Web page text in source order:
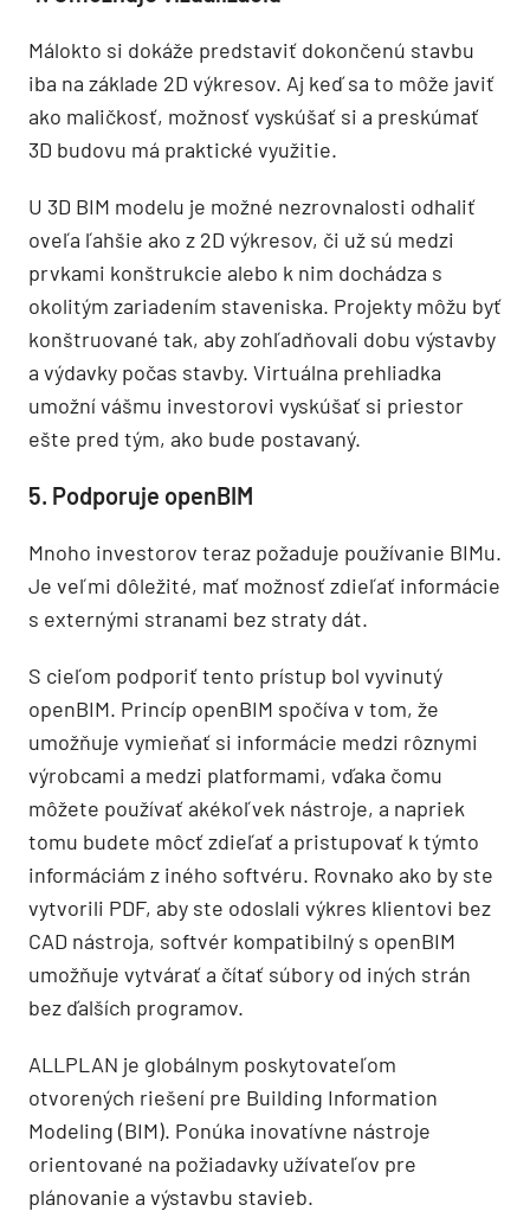
Málokto si dokáže predstaviť dokončenú stavbu
iba na základe 2D výkresov. Aj keď sa to môže javiť
ako maličkosť, možnosť vyskúšať si a preskúmať
3D budovu má praktické využitie.
U 3D BIM modelu je možné nezrovnalosti odhaliť
oveľa ľahšie ako z 2D výkresov, či už sú medzi
prvkami konštrukcie alebo k nim dochádza s
okolitým zariadením staveniska. Projekty môžu byť
konštruované tak, aby zohľadňovali dobu výstavby
a výdavky počas stavby. Virtuálna prehliadka
umožní vášmu investorovi vyskúšať si priestor
ešte pred tým, ako bude postavaný.
5. Podporuje openBIM
Mnoho investorov teraz požaduje používanie BIMu.
Je veľmi dôležité, mať možnosť zdieľať informácie
s externými stranami bez straty dát.
S cieľom podporiť tento prístup bol vyvinutý
openBIM. Princíp openBIM spočíva v tom, že
umožňuje vymieňať si informácie medzi rôznymi
výrobcami a medzi platformami, vďaka čomu
môžete používať akékoľvek nástroje, a napriek
tomu budete môcť zdieľať a pristupovať k týmto
informáciám z iného softvéru. Rovnako ako by ste
vytvorili PDF, aby ste odoslali výkres klientovi bez
CAD nástroja, softvér kompatibilný s openBIM
umožňuje vytvárať a čítať súbory od iných strán
bez ďalších programov.
ALLPLAN je globálnym poskytovateľom
otvorených riešení pre Building Information
Modeling (BIM). Ponúka inovatívne nástroje
orientované na požiadavky užívateľov pre
plánovanie a výstavbu stavieb.